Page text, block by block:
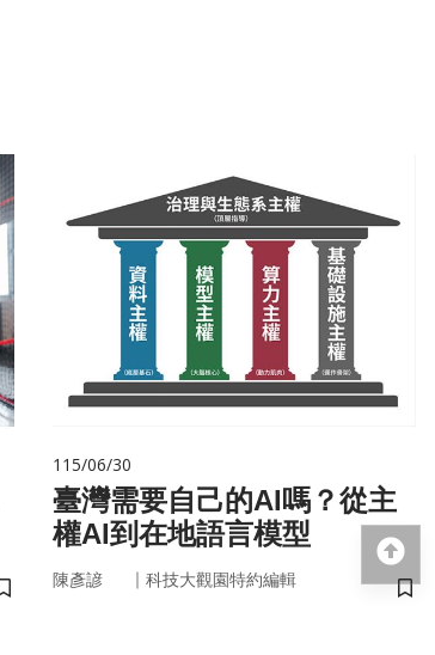
儲存書籤
115/06/30
臺灣需要自己的AI嗎？從主
權AI到在地語言模型
陳彥諺 ｜ 科技大觀園特約編輯
儲
回